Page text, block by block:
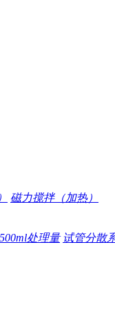
磁力搅拌（加热）
处理量 试管分散